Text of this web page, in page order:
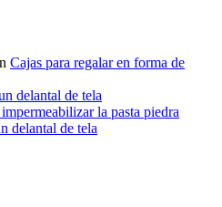
Cajas para regalar en forma de
delantal de tela
la pasta piedra
delantal de tela